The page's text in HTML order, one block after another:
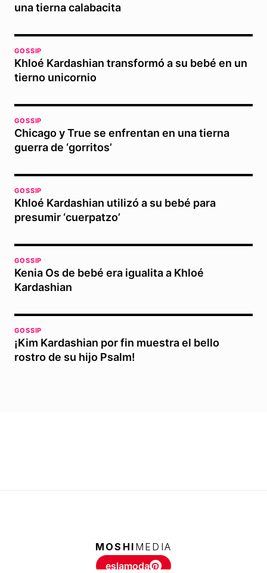
una tierna calabacita
GOSSIP
Khloé Kardashian transformó a su bebé en un
tierno unicornio
GOSSIP
Chicago y True se enfrentan en una tierna
guerra de ‘gorritos’
GOSSIP
Khloé Kardashian utilizó a su bebé para
presumir ‘cuerpatzo’
GOSSIP
Kenia Os de bebé era igualita a Khloé
Kardashian
GOSSIP
¡Kim Kardashian por fin muestra el bello
rostro de su hijo Psalm!
MOSHI MEDIA
eslamoda